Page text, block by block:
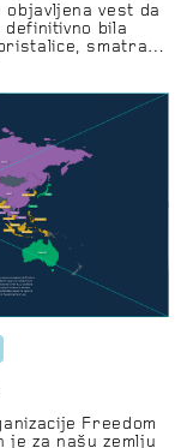
vest da
definitivno bila
smatrali
dok su
najpre po
Freedom
je za našu zemlju